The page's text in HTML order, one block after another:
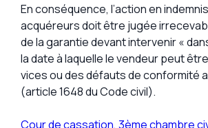
En conséquence, l’action en
acquéreurs doit être jugée
de la garantie devant intervenir «
la date à laquelle le vendeur peut
vices ou des défauts de conformité
(article 1648 du Code civil).
Cour de cassation, 3ème chambre